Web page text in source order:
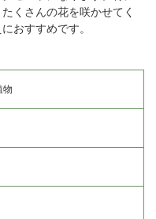
くさんの花を咲かせてく
おすすめです。
物